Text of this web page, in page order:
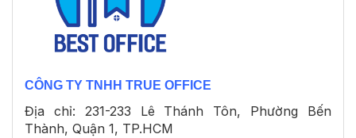
CÔNG TY TNHH TRUE OFFICE
Địa chỉ: 231-233 Lê Thánh Tôn, Phường Bến
Thành, Quận 1, TP.HCM